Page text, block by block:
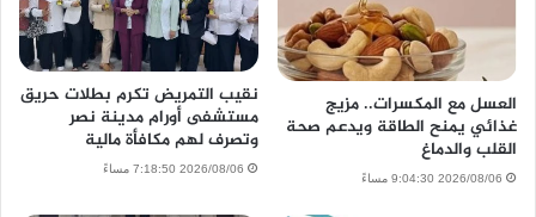
العسل مع المكسرات.. مزيج
غذائي يمنح الطاقة ويدعم صحة
القلب والدماغ
2026/08/06 9:04:30 مساءً
نقيب التمريض تكرم بطلات حريق
مستشفى أورام مدينة نصر
وتصرف لهم مكافأة مالية
2026/08/06 7:18:50 مساءً